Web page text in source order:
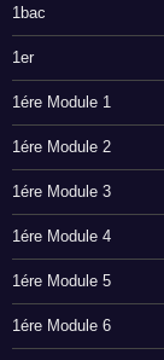
1bac
1er
1ére Module 1
1ére Module 2
1ére Module 3
1ére Module 4
1ére Module 5
1ére Module 6